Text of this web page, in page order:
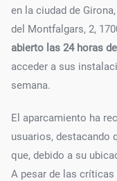
en la ciudad de
del Montfalgars, 2,
abierto las 24 horas
acceder a sus
semana.
El aparcamiento ha
usuarios, destacando
que, debido a su
A pesar de las